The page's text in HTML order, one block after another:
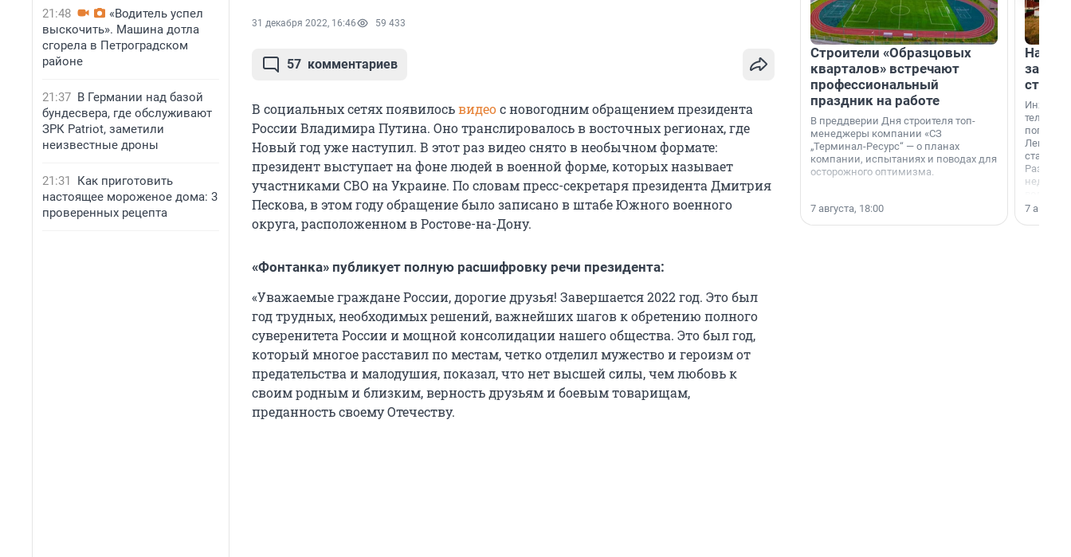
21:48
«Водитель успел
выскочить». Машина дотла
сгорела в Петроградском
районе
21:37 В Германии над базой
бундесвера, где обслуживают
ЗРК Patriot, заметили
неизвестные дроны
21:31
Как приготовить
настоящее мороженое дома: 3
проверенных рецепта
31 декабря 2022, 16:46 59 433
57 комментариев
В социальных сетях появилосьвидеос новогодним обращением президента
России Владимира Путина. Оно транслировалось в восточных регионах, где
Новый год уже наступил. В этот раз видео снято в необычном формате:
президент выступает на фоне людей в военной форме, которых называет
участниками СВО на Украине. По словам пресс-секретаря президента Дмитрия
Пескова, в этом году обращение было записано в штабе Южного военного
округа, расположенном в Ростове-на-Дону.
«Фонтанка» публикует полную расшифровку речи президента:
«Уважаемые граждане России, дорогие друзья! Завершается 2022 год. Это был
год трудных, необходимых решений, важнейших шагов к обретению полного
суверенитета России и мощной консолидации нашего общества. Это был год,
который многое расставил по местам, четко отделил мужество и героизм от
предательства и малодушия, показал, что нет высшей силы, чем любовь к
своим родным и близким, верность друзьям и боевым товарищам,
преданность своему Отечеству.
Строители «Образцовых
кварталов» встречают
профессиональный
праздник на работе
В преддверии Дня строителя топ-
менеджеры компании «СЗ
„Терминал-Ресурс“ — о планах
компании, испытаниях и поводах для
осторожного оптимизма.
7 августа, 18:00
На
станции
7